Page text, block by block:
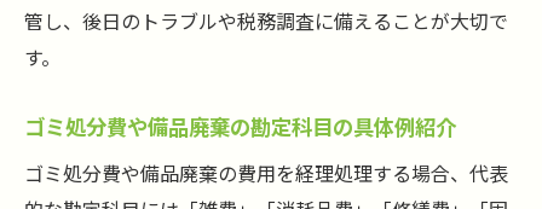
管し、後日のトラブルや税務調査に備えることが大切で
す。
ゴミ処分費や備品廃棄の勘定科目の具体例紹介
ゴミ処分費や備品廃棄の費用を経理処理する場合、代表